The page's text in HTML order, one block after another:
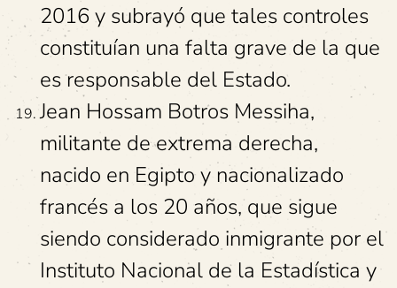
2016 y subrayó que tales controles
constituían una falta grave de la que
es responsable del Estado.
Jean Hossam Botros Messiha,
militante de extrema derecha,
nacido en Egipto y nacionalizado
francés a los 20 años, que sigue
siendo considerado inmigrante por el
Instituto Nacional de la Estadística y